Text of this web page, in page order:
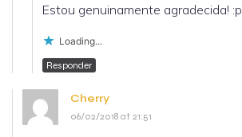
Estou genuinamente agradecida! :p
Loading...
Responder
Cherry
06/02/2018 at 21:51